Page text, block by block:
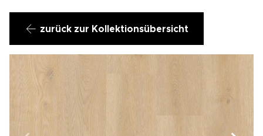
zurück zur Kollektionsübersicht